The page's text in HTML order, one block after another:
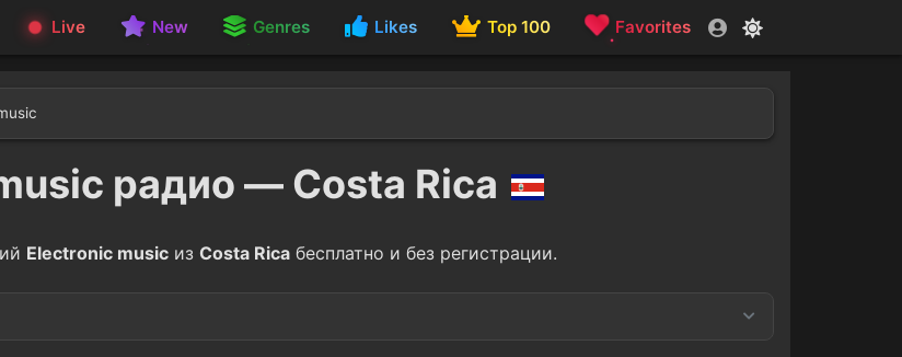
Live New Genres Likes Top 100 Favorites
радио — Costa Rica
Electronic musicиз Costa Ricaбесплатно и без регистрации.